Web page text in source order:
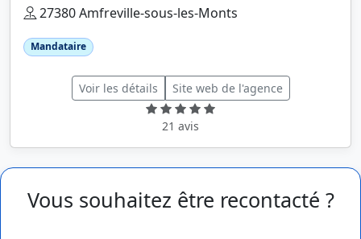
27380 Amfreville-sous-les-Monts
Mandataire
Voir les détails Site web de l'agence
21 avis
Vous souhaitez être recontacté ?